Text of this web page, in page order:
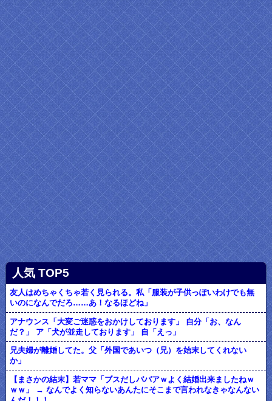
人気 TOP5
友人はめちゃくちゃ若く見られる。私「服装が子供っぽいわけでも無
いのになんでだろ……あ！なるほどね」
アナウンス「大変ご迷惑をおかけしております」 自分「お、なん
だ？」 ア「犬が並走しております」 自「えっ」
兄夫婦が離婚してた。父「外国であいつ（兄）を始末してくれない
か」
【まさかの結末】若ママ「ブスだしババアｗよく結婚出来ましたねｗ
ｗｗ」 → なんでよく知らないあんたにそこまで言われなきゃなんない